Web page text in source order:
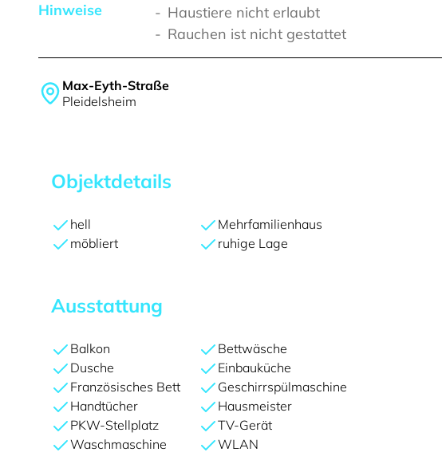
Max-Eyth-Straße
Pleidelsheim
Hinweise
Haustiere nicht erlaubt
Rauchen ist nicht gestattet
Objektdetails
hell
Mehrfamilienhaus
möbliert
ruhige Lage
Ausstattung
Balkon
Bettwäsche
Dusche
Einbauküche
Französisches Bett
Geschirrspülmaschine
Handtücher
Hausmeister
PKW-Stellplatz
TV-Gerät
Waschmaschine
WLAN